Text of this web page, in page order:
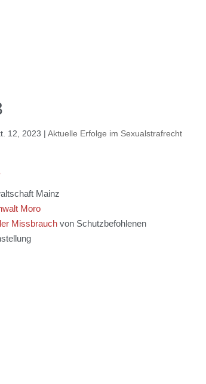
12, 2023 | Aktuelle Erfolge im Sexualstrafrecht
Mainz
Moro
Missbrauchvon Schutzbefohlenen